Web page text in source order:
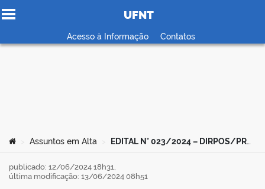
Ir para o conteúdo
UFNT
Acesso à Informação Contatos
Você está aqui:
Assuntos em Alta EDITAL N° 023/2024 – DIRPOS/PROPESQ – RETIFICAÇÃO DO EDITAL 014/2024 –SELEÇÃO DOS CANDIDATOS AOS PROGRAMAS INSTITUCIONAIS DE BOLSAS PIBIC, PIBITI, PIBIC-EM, PIBIC-AF e PIVIC
publicado: 12/06/2024 18h31,
última modificação: 13/06/2024 08h51